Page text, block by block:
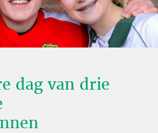
dag van drie